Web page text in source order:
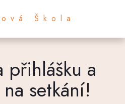
Škola
přihlášku a
setkání!